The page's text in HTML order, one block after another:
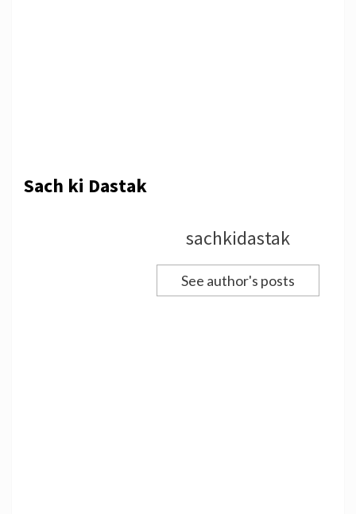
Sach ki Dastak
sachkidastak
See author's posts